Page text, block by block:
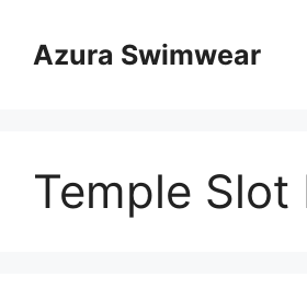
contentAzura Swimwear
Temple Slot